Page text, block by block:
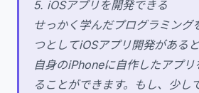
5. iOSアプリを開発できる
せっかく学んだプログラミング
つとしてiOSアプリ開発がある
自身のiPhoneに自作したアプ
ることができます。もし、少し